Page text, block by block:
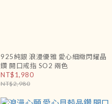
925純銀 浪漫優雅 愛心細緻閃耀晶
鑽 開口戒指 SO2 兩色
NT$1,980
NT$2,980